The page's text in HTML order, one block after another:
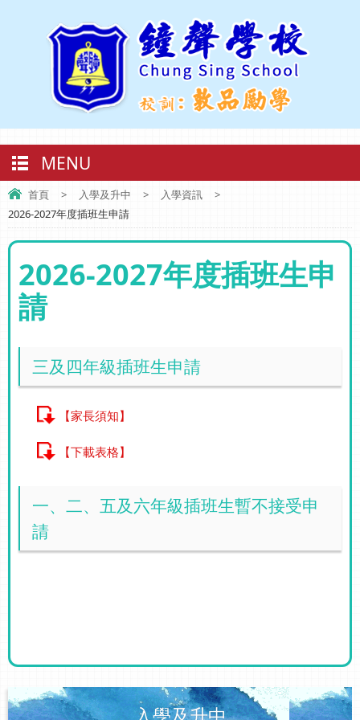
MENU
首頁 > 入學及升中 > 入學資訊
>
2026-2027年度插班生申請
2026-2027年度插班生申
請
三及四年級插班生申請
【家長須知】
【下載表格】
一、二、五及六年級插班生暫不接受申
請